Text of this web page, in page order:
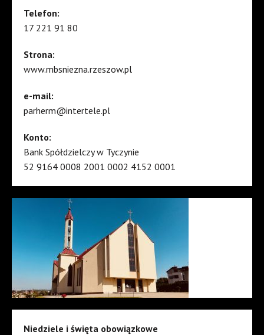
Telefon:
17 221 91 80
Strona:
www.mbsniezna.rzeszow.pl
e-mail:
parherm@intertele.pl
Konto:
Bank Spółdzielczy w Tyczynie
52 9164 0008 2001 0002 4152 0001
Niedziele i święta obowiązkowe